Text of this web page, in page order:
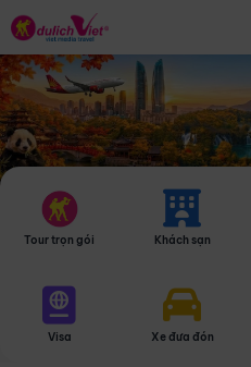
Tour trọn gói Khách sạn
Visa Xe đưa đón